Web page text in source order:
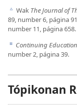
c Wak The Journal of
89, number 6, página
number 11, página 658.
d Continuing
number 2, página 39.
Tópikonan